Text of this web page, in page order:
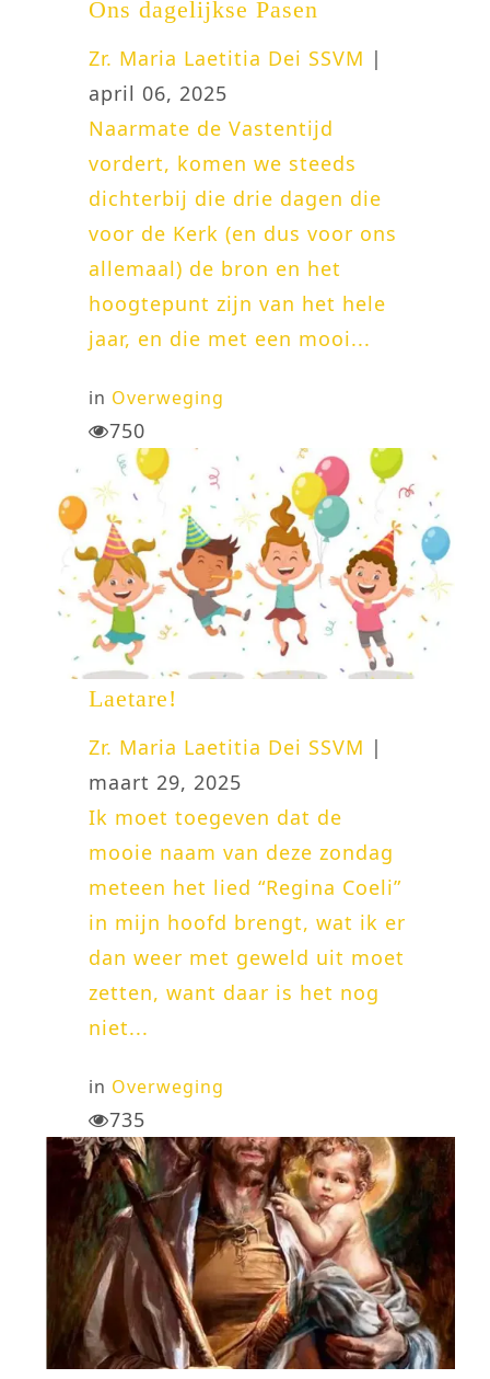
Ons dagelijkse Pasen
Zr. Maria Laetitia Dei SSVM |
april 06, 2025
Naarmate de Vastentijd
vordert, komen we steeds
dichterbij die drie dagen die
voor de Kerk (en dus voor ons
allemaal) de bron en het
hoogtepunt zijn van het hele
jaar, en die met een mooi...
in Overweging
750
Laetare!
Zr. Maria Laetitia Dei SSVM |
maart 29, 2025
Ik moet toegeven dat de
mooie naam van deze zondag
meteen het lied “Regina Coeli”
in mijn hoofd brengt, wat ik er
dan weer met geweld uit moet
zetten, want daar is het nog
niet...
in Overweging
735